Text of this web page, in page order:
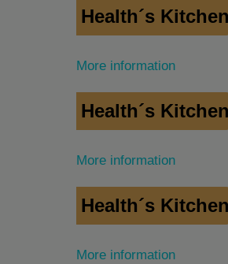
Health´s Kitchen
More information
Health´s Kitchen
More information
Health´s Kitchen
More information